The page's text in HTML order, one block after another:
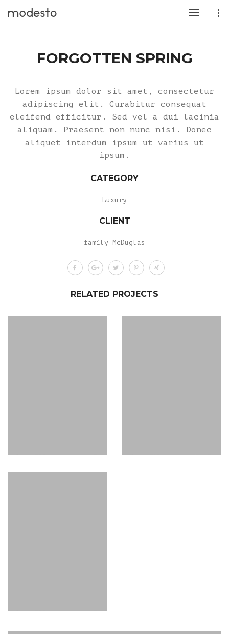
FORGOTTEN SPRING
Lorem ipsum dolor sit amet, consectetur
adipiscing elit. Curabitur consequat
eleifend efficitur. Sed vel a dui lacinia
aliquam. Praesent non nunc nisi. Donec
aliquet interdum ipsum ut varius ut
ipsum.
CATEGORY
Luxury
CLIENT
family McDuglas
RELATED PROJECTS